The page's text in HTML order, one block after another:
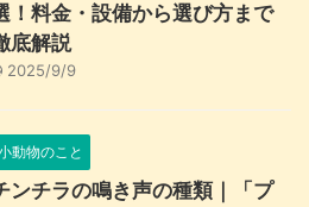
！料金・設備から選び方まで
底解説
2025/9/9
動物のこと
ンチラの鳴き声の種類｜「プ